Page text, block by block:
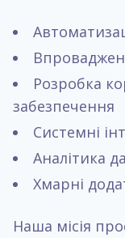
Розробка
забезпечення
Системні
Аналітика
Хмарні
Наша місія